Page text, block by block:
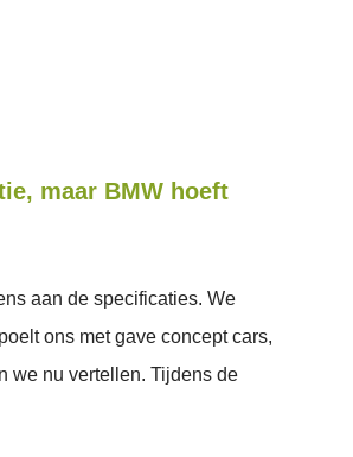
maar BMW hoeft
aan de specificaties. We
ons met gave concept cars,
we nu vertellen. Tijdens de